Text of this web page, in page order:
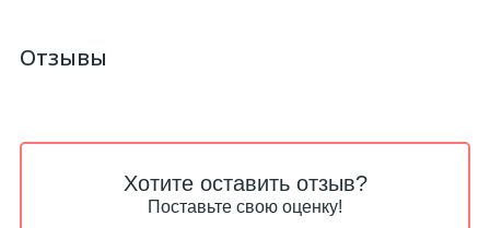
Отзывы
Хотите оставить отзыв?
Поставьте свою оценку!